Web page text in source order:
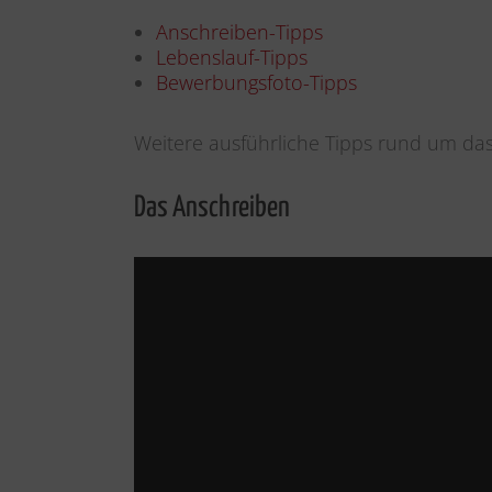
Anschreiben-Tipps
Lebenslauf-Tipps
Bewerbungsfoto-Tipps
Weitere ausführliche Tipps rund um
Das Anschreiben